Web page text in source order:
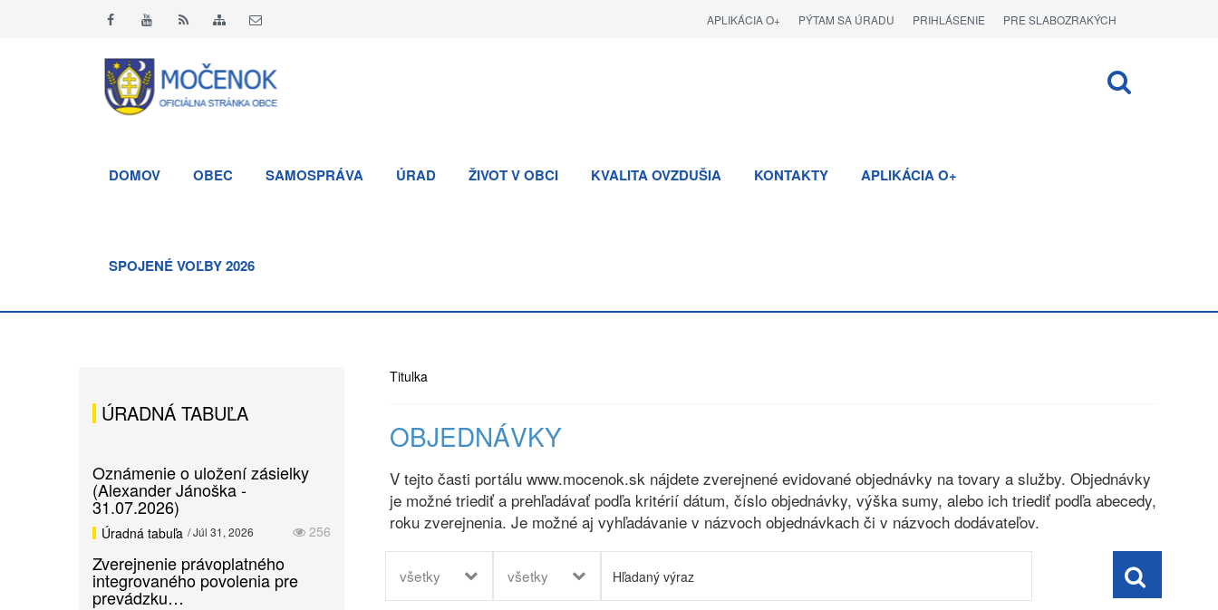
PRE SLABOZRAKÝCH
PRIHLÁSENIE
PÝTAM SA ÚRADU
APLIKÁCIA O+
DOMOV OBEC SAMOSPRÁVA ÚRAD ŽIVOT V OBCI KVALITA OVZDUŠIA KONTAKTY APLIKÁCIA O+
SPOJENÉ VOĽBY 2026
Titulka
OBJEDNÁVKY
V tejto časti portálu www.mocenok.sk nájdete zverejnené evidované objednávky na tovary a služby. Objednávky
je možné triediť a prehľadávať podľa kritérií dátum, číslo objednávky, výška sumy, alebo ich triediť podľa abecedy,
roku zverejnenia. Je možné aj vyhľadávanie v názvoch objednávkach či v názvoch dodávateľov.
všetky všetky
ÚRADNÁ TABUĽA
Oznámenie o uložení zásielky
(Alexander Jánoška -
31.07.2026)
256
Úradná tabuľa / Júl 31, 2026
Zverejnenie právoplatného
integrovaného povolenia pre
prevádzku…